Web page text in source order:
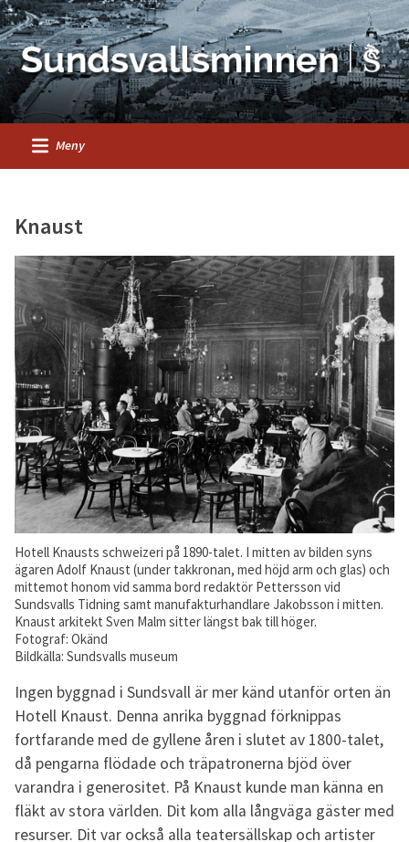
Meny
Knaust
Hotell Knausts schweizeri på 1890-talet. I mitten av bilden syns
ägaren Adolf Knaust (under takkronan, med höjd arm och glas) och
mittemot honom vid samma bord redaktör Pettersson vid
Sundsvalls Tidning samt manufakturhandlare Jakobsson i mitten.
Knaust arkitekt Sven Malm sitter längst bak till höger.
Fotograf: Okänd
Bildkälla: Sundsvalls museum
Ingen byggnad i Sundsvall är mer känd utanför orten än
Hotell Knaust. Denna anrika byggnad förknippas
fortfarande med de gyllene åren i slutet av 1800-talet,
då pengarna flödade och träpatronerna bjöd över
varandra i generositet. På Knaust kunde man känna en
fläkt av stora världen. Dit kom alla långväga gäster med
resurser. Dit var också alla teatersällskap och artister